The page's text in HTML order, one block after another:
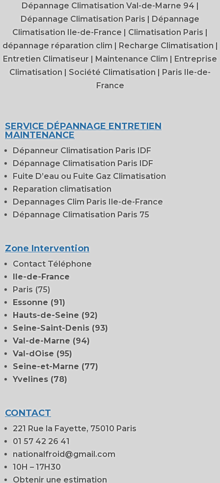
Dépannage Climatisation Val-de-Marne 94 |
Dépannage Climatisation Paris | Dépannage
Climatisation Ile-de-France | Climatisation Paris |
dépannage réparation clim | Recharge Climatisation |
Entretien Climatiseur | Maintenance Clim | Entreprise
Climatisation | Société Climatisation | Paris Ile-de-
France
SERVICE DÉPANNAGE ENTRETIEN
MAINTENANCE
Dépanneur Climatisation Paris IDF
Dépannage Climatisation Paris IDF
Fuite D’eau ou Fuite Gaz Climatisation
Reparation climatisation
Depannages Clim Paris Ile-de-France
Dépannage Climatisation Paris 75
Zone Intervention
Contact Téléphone
Ile-de-France
Paris (75)
Essonne (91)
Hauts-de-Seine (92)
Seine-Saint-Denis (93)
Val-de-Marne (94)
Val-dOise (95)
Seine-et-Marne (77)
Yvelines (78)
CONTACT
221 Rue la Fayette, 75010 Paris
01 57 42 26 41
nationalfroid@gmail.com
10H – 17H30
Obtenir une estimation